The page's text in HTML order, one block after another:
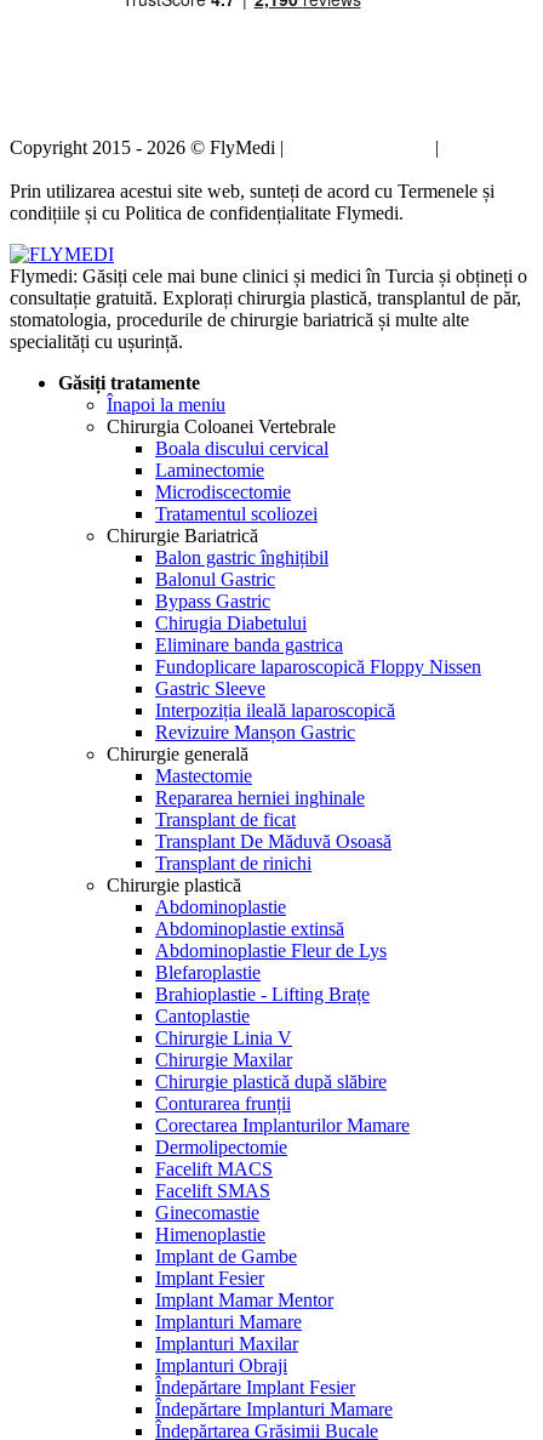
Copyright 2015 - 2026 © FlyMedi | |
Prin utilizarea acestui site web, sunteți de acord cu Termenele și
condițiile și cu Politica de confidențialitate Flymedi.
Flymedi: Găsiți cele mai bune clinici și medici în Turcia și obțineți o
consultație gratuită. Explorați chirurgia plastică, transplantul de păr,
stomatologia, procedurile de chirurgie bariatrică și multe alte
specialități cu ușurință.
Găsiți tratamente
Înapoi la meniu
Chirurgia Coloanei Vertebrale
Boala discului cervical
Laminectomie
Microdiscectomie
Tratamentul scoliozei
Chirurgie Bariatrică
Balon gastric înghițibil
Balonul Gastric
Bypass Gastric
Chirugia Diabetului
Eliminare banda gastrica
Fundoplicare laparoscopică Floppy Nissen
Gastric Sleeve
Interpoziția ileală laparoscopică
Revizuire Manșon Gastric
Chirurgie generală
Mastectomie
Repararea herniei inghinale
Transplant de ficat
Transplant De Măduvă Osoasă
Transplant de rinichi
Chirurgie plastică
Abdominoplastie
Abdominoplastie extinsă
Abdominoplastie Fleur de Lys
Blefaroplastie
Brahioplastie - Lifting Brațe
Cantoplastie
Chirurgie Linia V
Chirurgie Maxilar
Chirurgie plastică după slăbire
Conturarea frunții
Corectarea Implanturilor Mamare
Dermolipectomie
Facelift MACS
Facelift SMAS
Ginecomastie
Himenoplastie
Implant de Gambe
Implant Fesier
Implant Mamar Mentor
Implanturi Mamare
Implanturi Maxilar
Implanturi Obraji
Îndepărtare Implant Fesier
Îndepărtare Implanturi Mamare
Îndepărtarea Grăsimii Bucale